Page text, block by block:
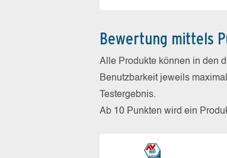
Bewertung mittels
Alle Produkte können in den
Benutzbarkeit jeweils
Testergebnis.
Ab 10 Punkten wird ein